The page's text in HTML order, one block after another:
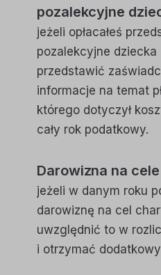
pozalekcyjne
jeżeli opłacałeś
pozalekcyjne dziecka
przedstawić
informacje na temat
którego dotyczył
cały rok podatkowy.
Darowizna na
jeżeli w danym roku
darowiznę na cel
uwzględnić to w
i otrzymać